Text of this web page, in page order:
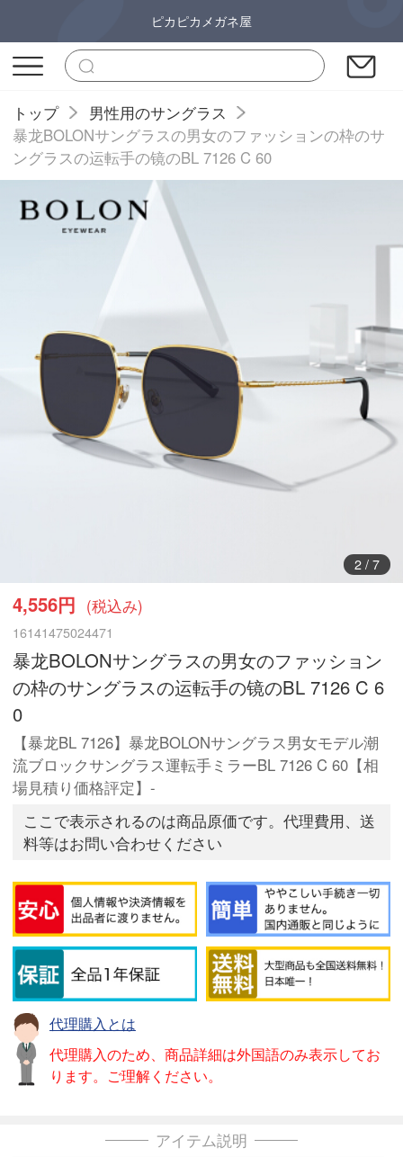
ピカピカメガネ屋
トップ
男性用のサングラス
暴龙BOLONサングラスの男女のファッションの枠のサ
ングラスの运転手の镜のBL 7126 C 60
2/ 7
4,556円 (税込み)
16141475024471
暴龙BOLONサングラスの男女のファッション
の枠のサングラスの运転手の镜のBL 7126 C 6
0
【暴龙BL 7126】暴龙BOLONサングラス男女モデル潮
流ブロックサングラス運転手ミラーBL 7126 C 60【相
場見積り価格評定】-
ここで表示されるのは商品原価です。代理費用、送
料等はお問い合わせください
代理購入とは
代理購入のため、商品詳細は外国語のみ表示してお
ります。ご理解ください。
アイテム説明